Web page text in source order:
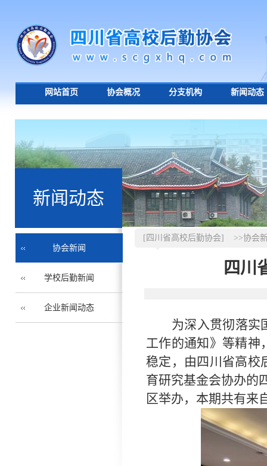
网站首页 协会概况 分支机构 新闻动态
新闻动态
协会新闻
学校后勤新闻
企业新闻动态
[四川省高校后勤协会] >>协会
四川
为深入贯彻落实
工作的通知》等精神
稳定，由四川省高校
育研究基金会协办的
区举办，本期共有来